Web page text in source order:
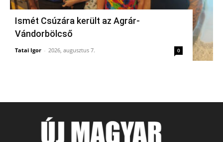
Ismét Csúzára került az Agrár-
Vándorbölcső
Tatai Igor - 2026, augusztus 7. 0